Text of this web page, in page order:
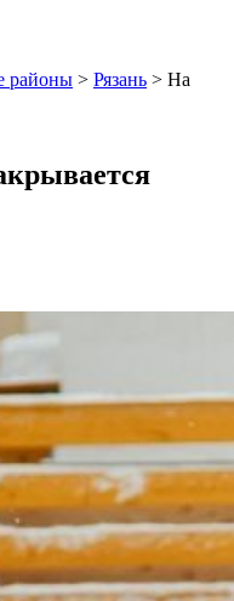
районы > Рязань > На